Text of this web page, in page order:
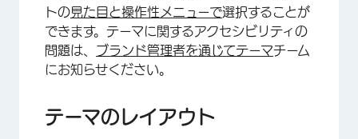
トの見た目と操作性メニューで選択することが
できます。テーマに関するアクセシビリティの
問題は、 ブランド管理者を通じてテーマチーム
にお知らせください。
テーマのレイアウト